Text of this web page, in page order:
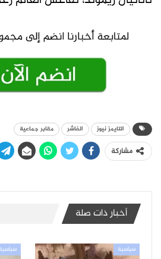
التايمز نيوز الفاشر مقابر جماعية
مشاركة
أخبار ذات صلة
سياسية سياسية